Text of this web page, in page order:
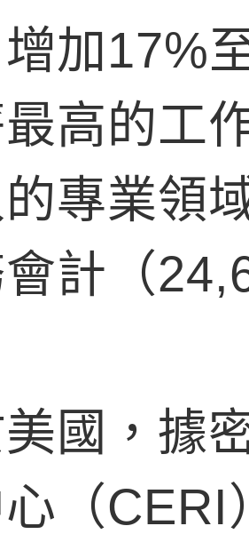
加17%
高的工
專業領
計（
國，據
（